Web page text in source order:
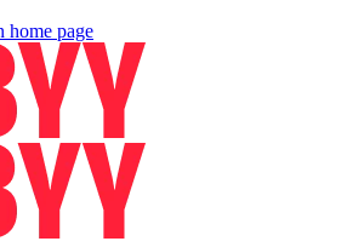
home page